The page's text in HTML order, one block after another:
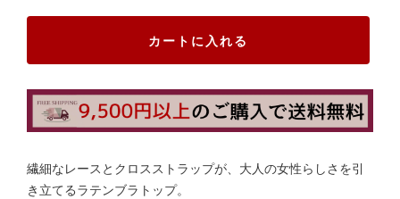
カートに入れる
繊細なレースとクロスストラップが、大人の女性らしさを引
き立てるラテンブラトップ。